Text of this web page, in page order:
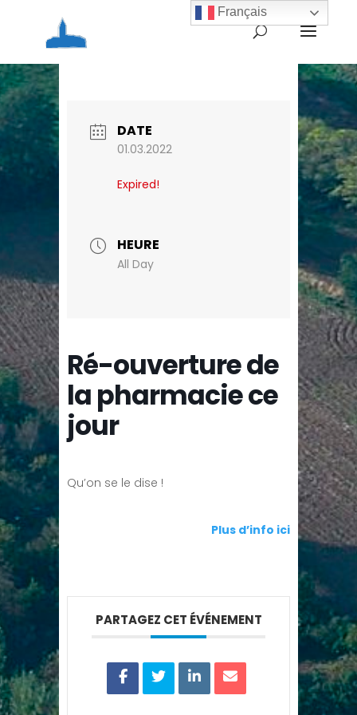
Ré-ouverture de la
pharmacie ce jour
DATE
01.03.2022
Expired!
HEURE
All Day
Ré-ouverture de
la pharmacie ce
jour
Qu’on se le dise !
Plus d’info ici
PARTAGEZ CET ÉVÉNEMENT
Français